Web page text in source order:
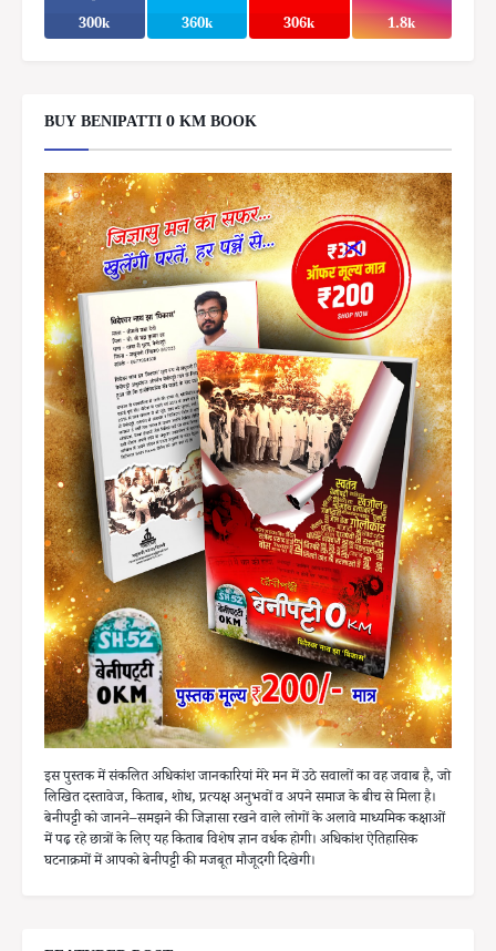
300k 360k 306k 1.8k
BUY BENIPATTI 0 KM BOOK
इस पुस्तक में संकलित अधिकांश जानकारियां मेरे मन में उठे सवालों का वह जवाब है, जो
लिखित दस्तावेज, किताब, शोध, प्रत्यक्ष अनुभवों व अपने समाज के बीच से मिला है।
बेनीपट्टी को जानने–समझने की जिज्ञासा रखने वाले लोगों के अलावे माध्यमिक कक्षाओं
में पढ़ रहे छात्रों के लिए यह किताब विशेष ज्ञान वर्धक होगी। अधिकांश ऐतिहासिक
घटनाक्रमों में आपको बेनीपट्टी की मजबूत मौजूदगी दिखेगी।